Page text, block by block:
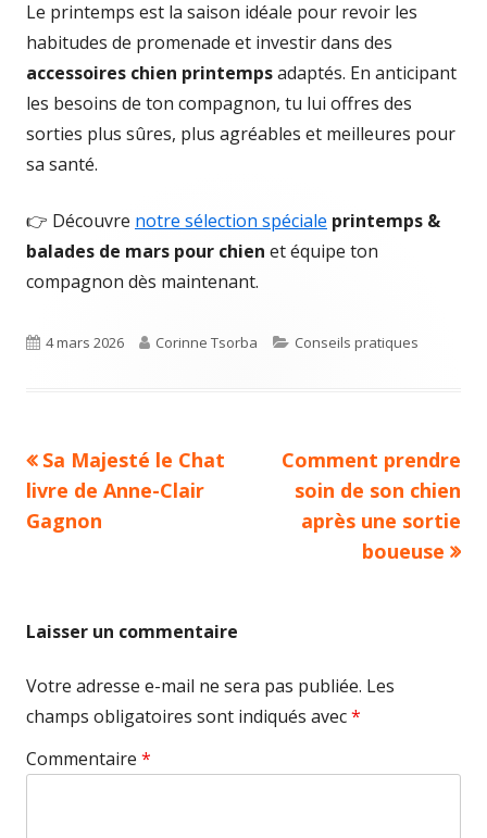
Le printemps est la saison idéale pour revoir les
habitudes de promenade et investir dans des
accessoires chien printempsadaptés. En anticipant
les besoins de ton compagnon, tu lui offres des
sorties plus sûres, plus agréables et meilleures pour
sa santé.
👉 Découvre notre sélection spéciale printemps &
balades de mars pour chien et équipe ton
compagnon dès maintenant.
Published
4 mars 2026 Author
Corinne Tsorba Categories
Conseils pratiques
Navigation
de
Previous
article:
Sa Majesté le Chat
livre de Anne-Clair
Gagnon
Next
article:
Comment prendre
soin de son chien
après une sortie
boueuse
Laisser un commentaire
Votre adresse e-mail ne sera pas publiée. Les
champs obligatoires sont indiqués avec*
Commentaire *